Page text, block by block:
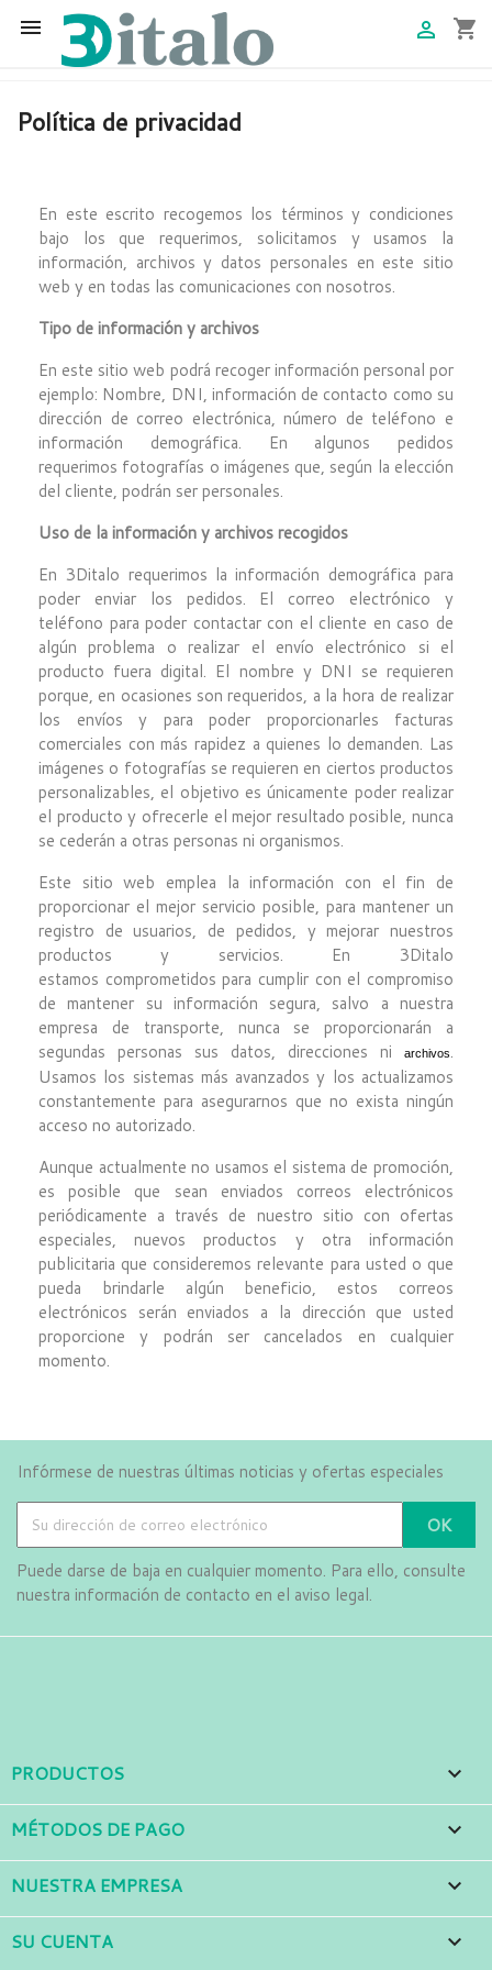
 shopping_cart

Política de privacidad
En este escrito recogemos los términos y condiciones
bajo los que requerimos, solicitamos y usamos la
información, archivos y datos personales en este sitio
web y en todas las comunicaciones con nosotros.
Tipo de información y archivos
En este sitio web podrá recoger información personal por
ejemplo: Nombre, DNI, información de contacto como su
dirección de correo electrónica, número de teléfono e
información demográfica. En algunos pedidos
requerimos fotografías o imágenes que, según la elección
del cliente, podrán ser personales.
Uso de la información y archivos recogidos
En 3Ditalo requerimos la información demográfica para
poder enviar los pedidos. El correo electrónico y
teléfono para poder contactar con el cliente en caso de
algún problema o realizar el envío electrónico si el
producto fuera digital. El nombre y DNI se requieren
porque, en ocasiones son requeridos, a la hora de realizar
los envíos y para poder proporcionarles facturas
comerciales con más rapidez a quienes lo demanden. Las
imágenes o fotografías se requieren en ciertos productos
personalizables, el objetivo es únicamente poder realizar
el producto y ofrecerle el mejor resultado posible, nunca
se cederán a otras personas ni organismos.
Este sitio web emplea la información con el fin de
proporcionar el mejor servicio posible, para mantener un
registro de usuarios, de pedidos, y mejorar nuestros
productos y servicios. En 3Ditalo
estamos comprometidos para cumplir con el compromiso
de mantener su información segura, salvo a nuestra
empresa de transporte, nunca se proporcionarán a
segundas personas sus datos, direcciones ni
archivos.
Usamos los sistemas más avanzados y los actualizamos
constantemente para asegurarnos que no exista ningún
acceso no autorizado.
Aunque actualmente no usamos el sistema de promoción,
es posible que sean enviados correos electrónicos
periódicamente a través de nuestro sitio con ofertas
especiales, nuevos productos y otra información
publicitaria que consideremos relevante para usted o que
pueda brindarle algún beneficio, estos correos
electrónicos serán enviados a la dirección que usted
proporcione y podrán ser cancelados en cualquier
momento.
Infórmese de nuestras últimas noticias y ofertas especiales
Puede darse de baja en cualquier momento. Para ello, consulte
nuestra información de contacto en el aviso legal.
PRODUCTOS 
MÉTODOS DE PAGO 
NUESTRA EMPRESA 
SU CUENTA 